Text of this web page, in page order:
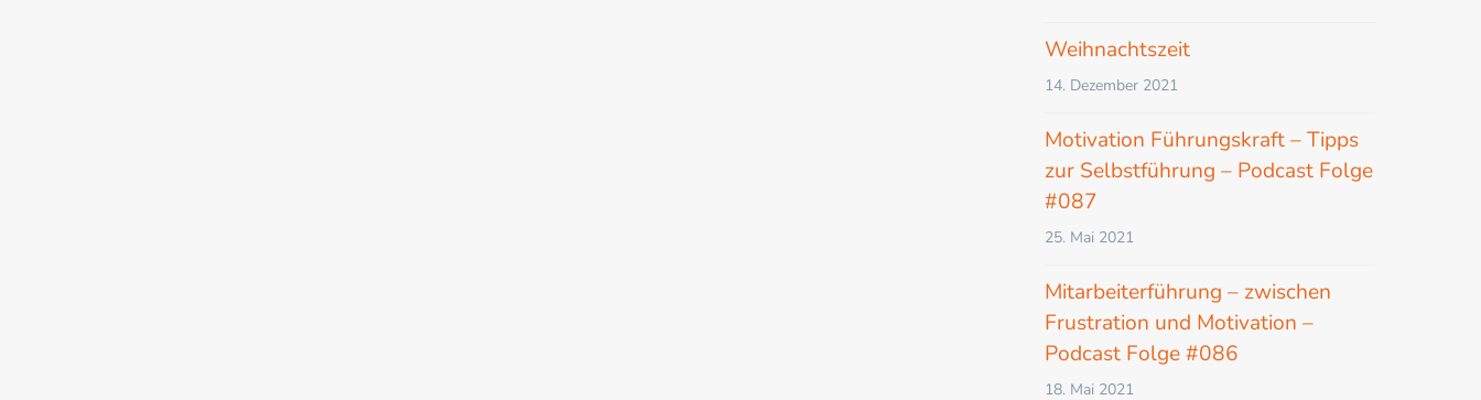
Weihnachtszeit
14. Dezember 2021
Motivation Führungskraft – Tipps
zur Selbstführung – Podcast Folge
#087
25. Mai 2021
Mitarbeiterführung – zwischen
Frustration und Motivation –
Podcast Folge #086
18. Mai 2021